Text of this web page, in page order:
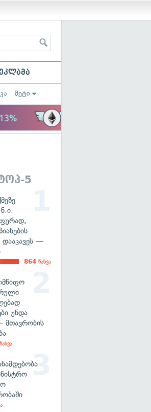
მეტი
5
დააკავეს —
864 ნახვა
უნდა
მთავრობის
ნახვა